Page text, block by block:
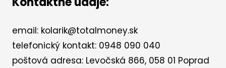
email: kolarik@totalmoney.sk
telefonický kontakt: 0948 090 040
poštová adresa: Levočská 866, 058 01 Poprad